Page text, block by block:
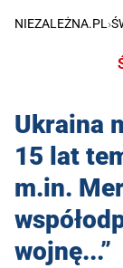
NIEZALEŻNA.PL ›
Ukraina
15 lat
m.in.
wojnę...”